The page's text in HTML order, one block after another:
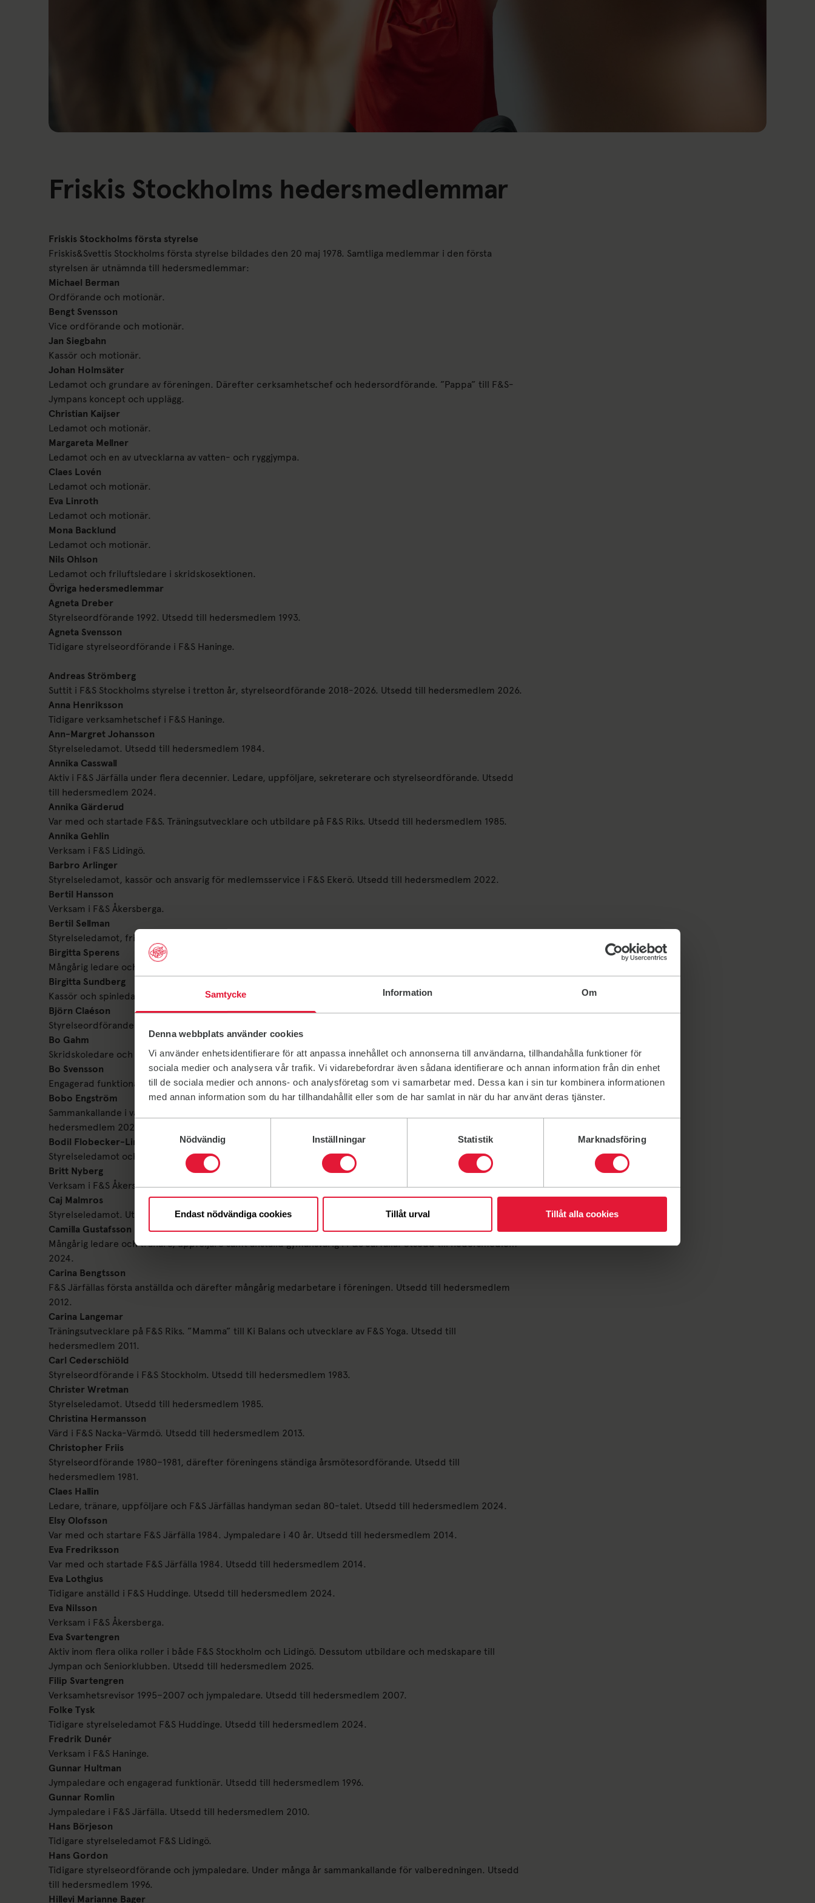
Samtycke Information Om
Denna webbplats använder cookies
Vi använder enhetsidentifierare för att anpassa innehållet och annonserna till användarna, tillhandahålla funktioner för
sociala medier och analysera vår trafik. Vi vidarebefordrar även sådana identifierare och annan information från din enhet
till de sociala medier och annons- och analysföretag som vi samarbetar med. Dessa kan i sin tur kombinera informationen
med annan information som du har tillhandahållit eller som de har samlat in när du har använt deras tjänster.
Nödvändig
Inställningar Statistik Marknadsföring
Endast nödvändiga cookies Tillåt urval Tillåt alla cookies
Friskis Stockholms hedersmedlemmar
Friskis Stockholms första styrelse
Friskis&Svettis Stockholms första styrelse bildades den 20 maj 1978. Samtliga medlemmar i den första
styrelsen är utnämnda till hedersmedlemmar:
Michael Berman
Ordförande och motionär.
Bengt Svensson
Vice ordförande och motionär.
Jan Siegbahn
Kassör och motionär.
Johan Holmsäter
Ledamot och grundare av föreningen. Därefter cerksamhetschef och hedersordförande. ”Pappa” till F&S-
Jympans koncept och upplägg.
Christian Kaijser
Ledamot och motionär.
Margareta Mellner
Ledamot och en av utvecklarna av vatten- och ryggjympa.
Claes Lovén
Ledamot och motionär.
Eva Linroth
Ledamot och motionär.
Mona Backlund
Ledamot och motionär.
Nils Ohlson
Ledamot och friluftsledare i skridskosektionen.
Övriga hedersmedlemmar
Agneta Dreber
Styrelseordförande 1992. Utsedd till hedersmedlem 1993.
Agneta Svensson
Tidigare styrelseordförande i F&S Haninge.
Andreas Strömberg
Suttit i F&S Stockholms styrelse i tretton år, styrelseordförande 2018-2026. Utsedd till hedersmedlem 2026.
Anna Henriksson
Tidigare verksamhetschef i F&S Haninge.
Ann-Margret Johansson
Styrelseledamot. Utsedd till hedersmedlem 1984.
Annika Casswall
Aktiv i F&S Järfälla under flera decennier. Ledare, uppföljare, sekreterare och styrelseordförande. Utsedd
till hedersmedlem 2024.
Annika Gärderud
Var med och startade F&S. Träningsutvecklare och utbildare på F&S Riks. Utsedd till hedersmedlem 1985.
Annika Gehlin
Verksam i F&S Lidingö.
Barbro Arlinger
Styrelseledamot, kassör och ansvarig för medlemsservice i F&S Ekerö. Utsedd till hedersmedlem 2022.
Bertil Hansson
Verksam i F&S Åkersberga.
Bertil Sellman
Styrelseledamot, friluftsledare och drivande i kanotsektionen. Utsedd till hedersmedlem 2003.
Birgitta Sperens
Mångårig ledare och en av de drivande i starten av F&S Järfälla.
Birgitta Sundberg
Kassör och spinledare i F&S Nacka-Värmdö. Utsedd till hedersmedlem 2013.
Björn Claéson
Styrelseordförande 1987–1988. Utsedd till hedersmedlem 1988.
Bo Gahm
Skridskoledare och träningsutvecklare i Friluftssektionen. Utsedd till hedersmedlem 1982.
Bo Svensson
Engagerad funktionär och "allt-i-allo"-kille i F&S Haninge. Utsedd till hedersmedlem 2018.
Bobo Engström
Sammankallande i valberedningen. Aktiv funktionär i 40 år, bland annat som jympaledare. Utsedd till
hedersmedlem 2022.
Bodil Flobecker-Linder
Styrelseledamot och ryggjympaledare. Utsedd till hedersmedlem 1982.
Britt Nyberg
Verksam i F&S Åkersberga.
Caj Malmros
Styrelseledamot. Utsedd till hedersmedlem 1987.
Camilla Gustafsson
Mångårig ledare och tränare, uppföljare samt anställd gymansvarig i F&S Järfälla. Utsedd till hedersmedlem
2024.
Carina Bengtsson
F&S Järfällas första anställda och därefter mångårig medarbetare i föreningen. Utsedd till hedersmedlem
2012.
Carina Langemar
Träningsutvecklare på F&S Riks. ”Mamma” till Ki Balans och utvecklare av F&S Yoga. Utsedd till
hedersmedlem 2011.
Carl Cederschiöld
Styrelseordförande i F&S Stockholm. Utsedd till hedersmedlem 1983.
Christer Wretman
Styrelseledamot. Utsedd till hedersmedlem 1985.
Christina Hermansson
Värd i F&S Nacka-Värmdö. Utsedd till hedersmedlem 2013.
Christopher Friis
Styrelseordförande 1980–1981, därefter föreningens ständiga årsmötesordförande. Utsedd till
hedersmedlem 1981.
Claes Hallin
Ledare, tränare, uppföljare och F&S Järfällas handyman sedan 80-talet. Utsedd till hedersmedlem 2024.
Elsy Olofsson
Var med och startare F&S Järfälla 1984. Jympaledare i 40 år. Utsedd till hedersmedlem 2014.
Eva Fredriksson
Var med och startade F&S Järfälla 1984. Utsedd till hedersmedlem 2014.
Eva Lothgius
Tidigare anställd i F&S Huddinge. Utsedd till hedersmedlem 2024.
Eva Nilsson
Verksam i F&S Åkersberga.
Eva Svartengren
Aktiv inom flera olika roller i både F&S Stockholm och Lidingö. Dessutom utbildare och medskapare till
Jympan och Seniorklubben. Utsedd till hedersmedlem 2025.
Filip Svartengren
Verksamhetsrevisor 1995–2007 och jympaledare. Utsedd till hedersmedlem 2007.
Folke Tysk
Tidigare styrelseledamot F&S Huddinge. Utsedd till hedersmedlem 2024.
Fredrik Dunér
Verksam i F&S Haninge.
Gunnar Hultman
Jympaledare och engagerad funktionär. Utsedd till hedersmedlem 1996.
Gunnar Romlin
Jympaledare i F&S Järfälla. Utsedd till hedersmedlem 2010.
Hans Börjeson
Tidigare styrelseledamot F&S Lidingö.
Hans Gordon
Tidigare styrelseordförande och jympaledare. Under många år sammankallande för valberedningen. Utsedd
till hedersmedlem 1996.
Hillevi Marianne Bager